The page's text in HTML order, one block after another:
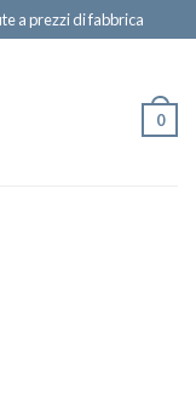
a prezzi di fabbrica
0